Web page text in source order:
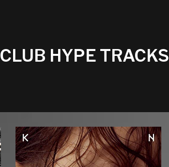
CLUB HYPE TRACKS